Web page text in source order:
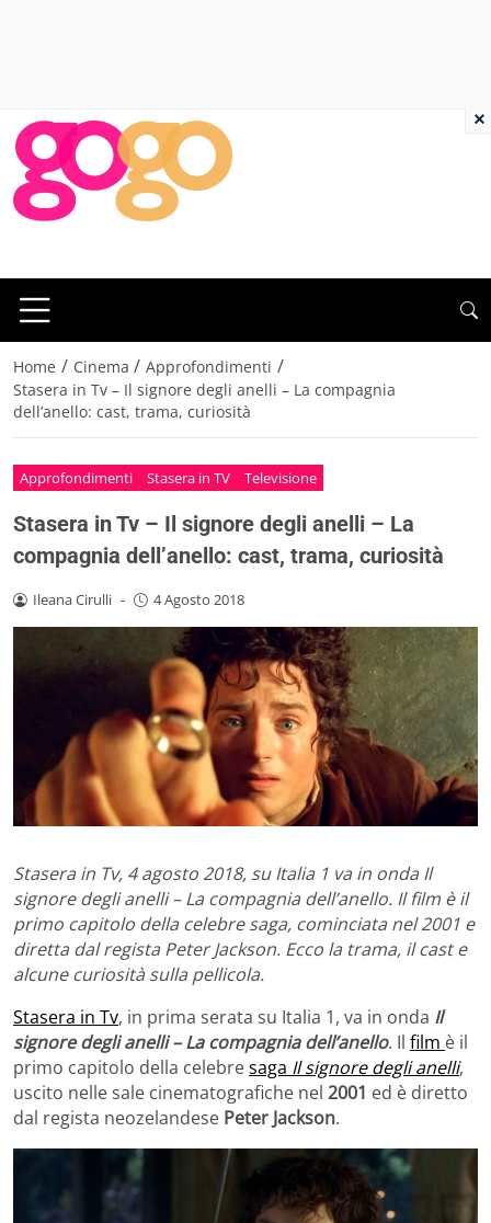
Home / Cinema / Approfondimenti /
Stasera in Tv – Il signore degli anelli – La compagnia
dell’anello: cast, trama, curiosità
Approfondimenti Stasera in TV Televisione
Stasera in Tv – Il signore degli anelli – La
compagnia dell’anello: cast, trama, curiosità
Ileana Cirulli - 4 Agosto 2018
Stasera in Tv, 4 agosto 2018, su Italia 1 va in onda Il
signore degli anelli – La compagnia dell’anello. Il film è il
primo capitolo della celebre saga, cominciata nel 2001 e
diretta dal regista Peter Jackson. Ecco la trama, il cast e
alcune curiosità sulla pellicola.
Stasera in Tv, in prima serata su Italia 1, va in onda Il
signore degli anelli – La compagnia dell’anello. Il film è il
primo capitolo della celebresaga Il signore degli anelli,
uscito nelle sale cinematografiche nel 2001 ed è diretto
dal regista neozelandese Peter Jackson.
×